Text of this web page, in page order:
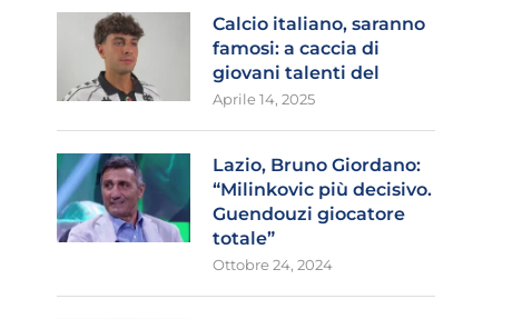
Calcio italiano, saranno
famosi: a caccia di
giovani talenti del
Aprile 14, 2025
Lazio, Bruno Giordano:
“Milinkovic più decisivo.
Guendouzi giocatore
totale”
Ottobre 24, 2024